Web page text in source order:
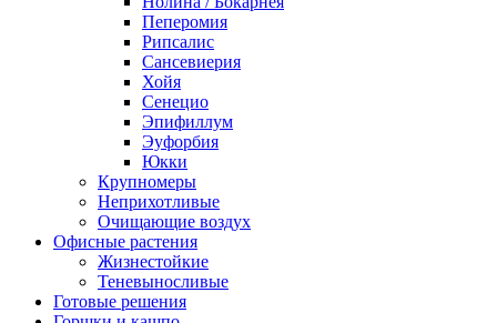
Пеперомия
Рипсалис
Сансевиерия
Хойя
Сенецио
Эпифиллум
Эуфорбия
Юкки
Крупномеры
Неприхотливые
Очищающие воздух
Офисные растения
Жизнестойкие
Теневыносливые
Готовые решения